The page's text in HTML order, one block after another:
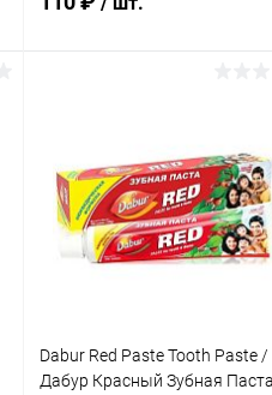
Купить в 1 клик
В избранное Под заказ
Dabur Red Paste Tooth Paste /
Дабур Красный Зубная Паста